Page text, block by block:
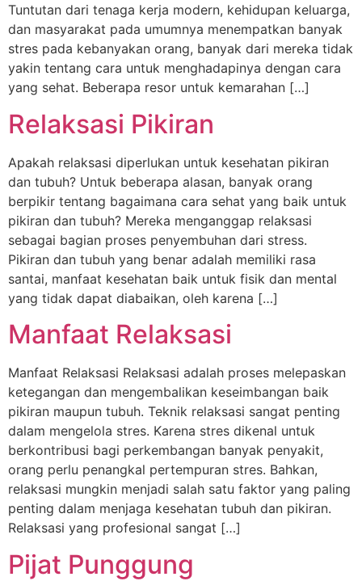
Tuntutan dari tenaga kerja modern, kehidupan keluarga,
dan masyarakat pada umumnya menempatkan banyak
stres pada kebanyakan orang, banyak dari mereka tidak
yakin tentang cara untuk menghadapinya dengan cara
yang sehat. Beberapa resor untuk kemarahan […]
Relaksasi Pikiran
Apakah relaksasi diperlukan untuk kesehatan pikiran
dan tubuh? Untuk beberapa alasan, banyak orang
berpikir tentang bagaimana cara sehat yang baik untuk
pikiran dan tubuh? Mereka menganggap relaksasi
sebagai bagian proses penyembuhan dari stress.
Pikiran dan tubuh yang benar adalah memiliki rasa
santai, manfaat kesehatan baik untuk fisik dan mental
yang tidak dapat diabaikan, oleh karena […]
Manfaat Relaksasi
Manfaat Relaksasi Relaksasi adalah proses melepaskan
ketegangan dan mengembalikan keseimbangan baik
pikiran maupun tubuh. Teknik relaksasi sangat penting
dalam mengelola stres. Karena stres dikenal untuk
berkontribusi bagi perkembangan banyak penyakit,
orang perlu penangkal pertempuran stres. Bahkan,
relaksasi mungkin menjadi salah satu faktor yang paling
penting dalam menjaga kesehatan tubuh dan pikiran.
Relaksasi yang profesional sangat […]
Pijat Punggung